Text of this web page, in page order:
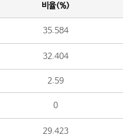
비율(%)
35.584
32.404
2.59
0
29.423